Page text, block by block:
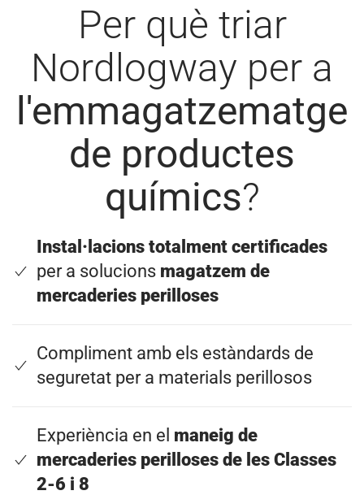
Per què triar
Nordlogway per a
l'emmagatzematge
de productes
químics?
Instal·lacions totalment certificades
per a solucions magatzem de
mercaderies perilloses
Compliment amb els estàndards de
seguretat per a materials perillosos
Experiència en el maneig de
mercaderies perilloses de les Classes
2-6 i 8